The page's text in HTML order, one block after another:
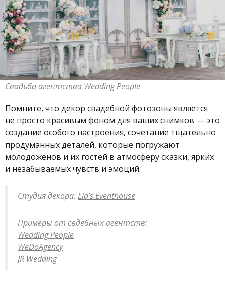
Свадьба агентства Wedding People
Помните, что декор свадебной фотозоны является
не просто красивым фоном для ваших снимков — это
создание особого настроения, сочетание тщательно
продуманных деталей, которые погружают
молодоженов и их гостей в атмосферу сказки, ярких
и незабываемых чувств и эмоций.
Студия декора:Lid’s Eventhouse
Примеры от свдебных агентств:
Wedding People
WeDoAgency
JR Wedding